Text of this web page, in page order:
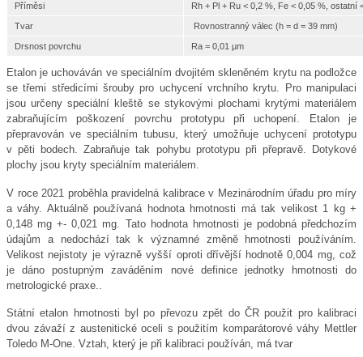
Příměsi Rh + Pl + Ru < 0,2 %, Fe < 0,05 %, ostatní
Tvar Rovnostranný válec (h = d = 39 mm)
Drsnost povrchu Ra = 0,01 µm
Etalon je uchováván ve speciálním dvojitém skleněném krytu na podložce
se třemi středicími šrouby pro uchycení vrchního krytu. Pro manipulaci
jsou určeny speciální kleště se stykovými plochami krytými materiálem
zabraňujícím poškození povrchu prototypu při uchopení. Etalon je
přepravován ve speciálním tubusu, který umožňuje uchycení prototypu
v pěti bodech. Zabraňuje tak pohybu prototypu při přepravě. Dotykové
plochy jsou kryty speciálním materiálem.
V roce 2021 proběhla pravidelná kalibrace v Mezinárodním úřadu pro míry
a váhy. Aktuálně používaná hodnota hmotnosti má tak velikost 1 kg +
0,148 mg +- 0,021 mg. Tato hodnota hmotnosti je podobná předchozím
údajům a nedochází tak k významné změně hmotnosti používáním.
Velikost nejistoty je výrazně vyšší oproti dřívější hodnotě 0,004 mg, což
je dáno postupným zaváděním nové definice jednotky hmotnosti do
metrologické praxe..
Státní etalon hmotnosti byl po převozu zpět do ČR použit pro kalibraci
dvou závaží z austenitické oceli s použitím komparátorové váhy Mettler
Toledo M-One. Vztah, který je při kalibraci používán, má tvar